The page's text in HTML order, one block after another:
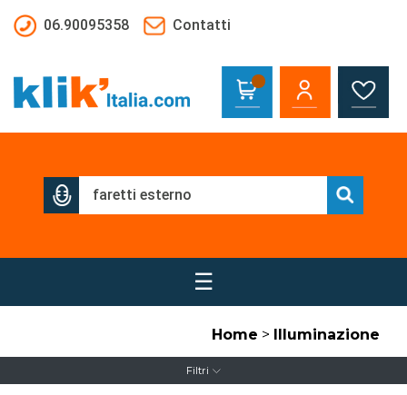
06.90095358
Contatti
☰
Home > Illuminazione
Filtri